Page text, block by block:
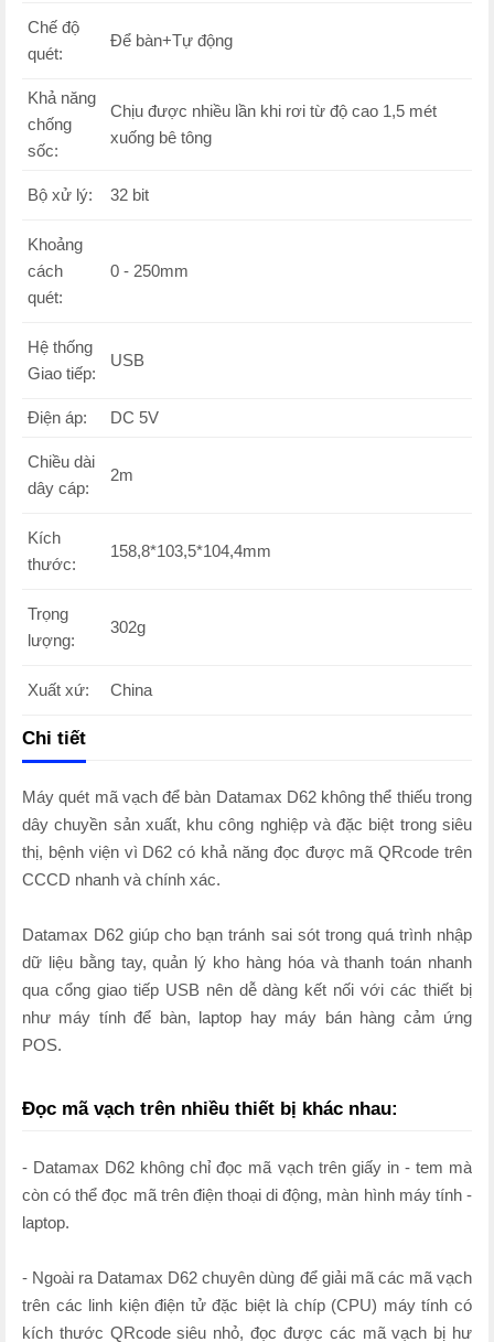
Chế độ
quét:
Để bàn+Tự động
Khả năng
chống
sốc:
Chịu được nhiều lần khi rơi từ độ cao 1,5 mét
xuống bê tông
Bộ xử lý: 32 bit
Khoảng
cách
quét:
0 - 250mm
Hệ thống
Giao tiếp:
USB
Điện áp: DC 5V
Chiều dài
dây cáp:
2m
Kích
thước:
158,8*103,5*104,4mm
Trọng
lượng:
302g
Xuất xứ: China
Chi tiết
Máy quét mã vạch để bàn Datamax D62 không thể thiếu trong
dây chuyền sản xuất, khu công nghiệp và đặc biệt trong siêu
thị, bệnh viện vì D62 có khả năng đọc được mã QRcode trên
CCCD nhanh và chính xác.
Datamax D62 giúp cho bạn tránh sai sót trong quá trình nhập
dữ liệu bằng tay, quản lý kho hàng hóa và thanh toán nhanh
qua cổng giao tiếp USB nên dễ dàng kết nối với các thiết bị
như máy tính để bàn, laptop hay máy bán hàng cảm ứng
POS.
Đọc mã vạch trên nhiều thiết bị khác nhau:
- Datamax D62 không chỉ đọc mã vạch trên giấy in - tem mà
còn có thể đọc mã trên điện thoại di động, màn hình máy tính -
laptop.
- Ngoài ra Datamax D62 chuyên dùng để giải mã các mã vạch
trên các linh kiện điện tử đặc biệt là chíp (CPU) máy tính có
kích thước QRcode siêu nhỏ, đọc được các mã vạch bị hư